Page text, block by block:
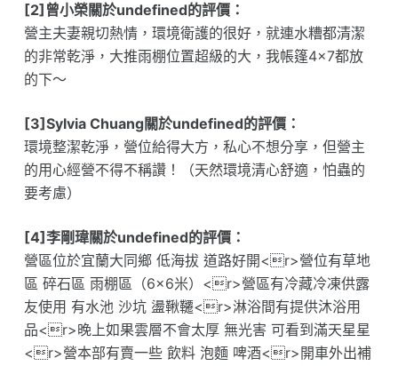
[2]曾小榮關於undefined的評價：
營主夫妻親切熱情，環境衛護的很好，就連水糟都清潔
的非常乾淨，大推雨棚位置超級的大，我帳篷4×7都放
的下～
[3]Sylvia Chuang關於undefined的評價：
環境整潔乾淨，營位給得大方，私心不想分享，但營主
的用心經營不得不稱讚！（天然環境清心舒適，怕蟲的
要考慮）
[4]李剛瑋關於undefined的評價：
營區位於宜蘭大同鄉 低海拔 道路好開<r>營位有草地
區 碎石區 雨棚區（6×6米）<r>營區有冷藏冷凍供露
友使用 有水池 沙坑 盪鞦韆<r>淋浴間有提供沐浴用
品<r>晚上如果雲層不會太厚 無光害 可看到滿天星星
<r>營本部有賣一些 飲料 泡麵 啤酒<r>開車外出補